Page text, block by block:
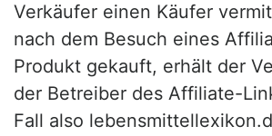
Verkäufer einen Käufer
nach dem Besuch eines
Produkt gekauft, erhält der
der Betreiber des Affiliate-
Fall also